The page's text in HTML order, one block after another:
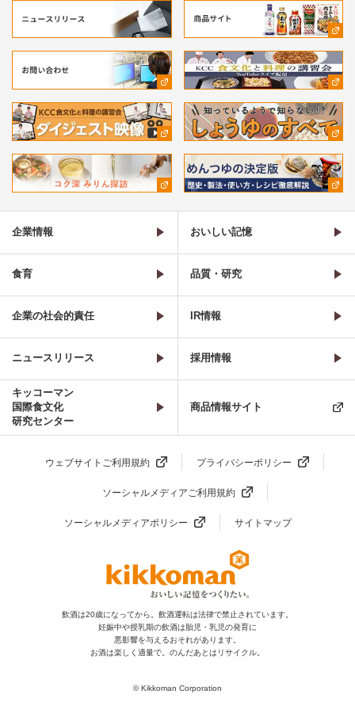
企業情報 おいしい記憶
食育 品質・研究
企業の社会的責任 IR情報
ニュースリリース 採用情報
キッコーマン
国際食文化
研究センター
商品情報サイト
ウェブサイトご利用規約 プライバシーポリシー
ソーシャルメディアご利用規約
ソーシャルメディアポリシー サイトマップ
飲酒は20歳になってから。飲酒運転は法律で禁止されています。
妊娠中や授乳期の飲酒は胎児・乳児の発育に
悪影響を与えるおそれがあります。
お酒は楽しく適量で。のんだあとはリサイクル。
© Kikkoman Corporation